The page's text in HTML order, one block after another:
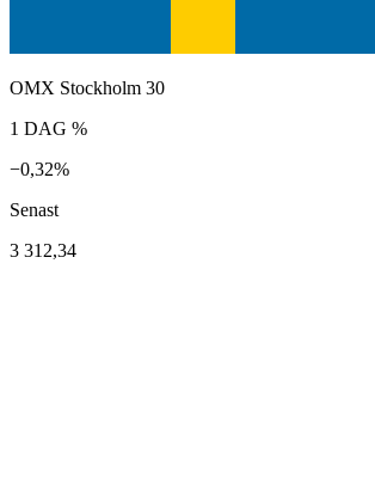
OMX Stockholm 30
1 DAG %
−0,32%
Senast
3 312,34